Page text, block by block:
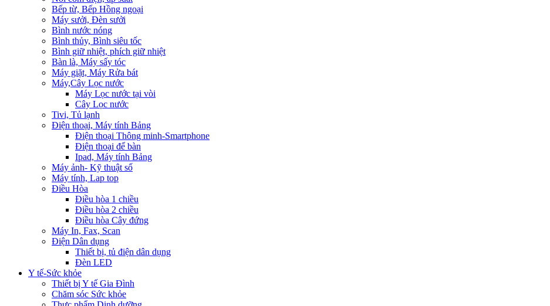
Bếp từ, Bếp Hồng ngoại
Máy sưởi, Đèn sưởi
Bình nước nóng
Bình thủy, Bình siêu tốc
Bình giữ nhiệt, phích giữ nhiệt
Bàn là, Máy sấy tóc
Máy giặt, Máy Rửa bát
Máy,Cây Lọc nước
Máy Lọc nước tại vòi
Cây Lọc nước
Tivi, Tủ lạnh
Điện thoại, Máy tính Bảng
Điện thoại Thông minh-Smartphone
Điện thoại để bàn
Ipad, Máy tính Bảng
Máy ảnh- Kỹ thuật số
Máy tính, Lap top
Điều Hòa
Điều hòa 1 chiều
Điều hòa 2 chiều
Điều hòa Cây đứng
Máy In, Fax, Scan
Điện Dân dụng
Thiết bị, tủ điện dân dụng
Đèn LED
Y tế-Sức khỏe
Thiết bị Y tế Gia Đình
Chăm sóc Sức khỏe